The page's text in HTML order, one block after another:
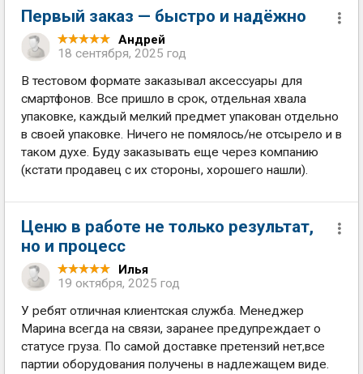
Первый заказ — быстро и надёжно
Андрей
18 сентября, 2025 год
В тестовом формате заказывал аксессуары для
смартфонов. Все пришло в срок, отдельная хвала
упаковке, каждый мелкий предмет упакован отдельно
в своей упаковке. Ничего не помялось/не отсырело и в
таком духе. Буду заказывать еще через компанию
(кстати продавец с их стороны, хорошего нашли).
Ценю в работе не только результат,
но и процесс
Илья
19 октября, 2025 год
У ребят отличная клиентская служба. Менеджер
Марина всегда на связи, заранее предупреждает о
статусе груза. По самой доставке претензий нет,все
партии оборудования получены в надлежащем виде.